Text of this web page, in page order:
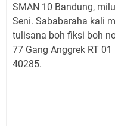
SMAN 10 Bandung,
Seni. Sababaraha kali
tulisana boh fiksi boh
77 Gang Anggrek RT
40285.